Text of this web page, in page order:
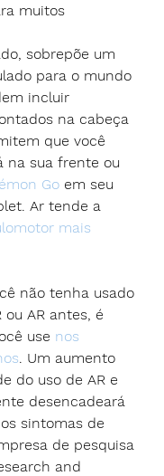
muitos
sobrepõe um
para o mundo
incluir
na cabeça
que você
na sua frente ou
Go em seu
Ar tende a
mais
não tenha usado
ou AR antes, é
use nos
. Um aumento
do uso de AR e
desencadeará
sintomas de
de pesquisa
and